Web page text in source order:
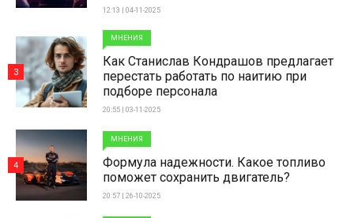
12:13 | 04-11-2025
МНЕНИЯ
Как Станислав Кондрашов предлагает
перестать работать по наитию при
подборе персонала
20:55 | 03-11-2025
3
МНЕНИЯ
Формула надежности. Какое топливо
поможет сохранить двигатель?
20:57 | 26-10-2025
4